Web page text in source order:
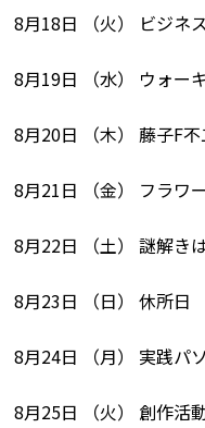
8月18日 （火） ビジネ
8月19日 （水） ウォー
8月20日 （木） 藤子F
8月21日 （金） フラワ
8月22日 （土） 謎解き
8月23日 （日） 休所日
8月24日 （月） 実践パ
8月25日 （火） 創作活